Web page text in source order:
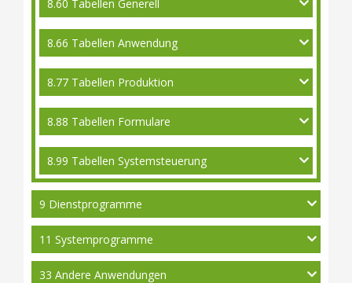
8.60 Tabellen Generell
8.66 Tabellen Anwendung
8.77 Tabellen Produktion
8.88 Tabellen Formulare
8.99 Tabellen Systemsteuerung
9 Dienstprogramme
11 Systemprogramme
33 Andere Anwendungen